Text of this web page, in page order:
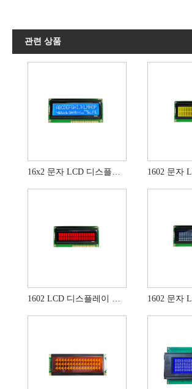
관련 상품
16x2 문자 LCD 디스플레이 STN 파란색 디스플레이
1602 LCD 디스플레이 문자 디스플레이 TN STN 빨간색 LCD 디스플레이